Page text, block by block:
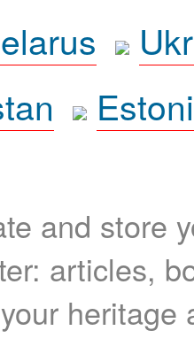
and store
articles,
heritage